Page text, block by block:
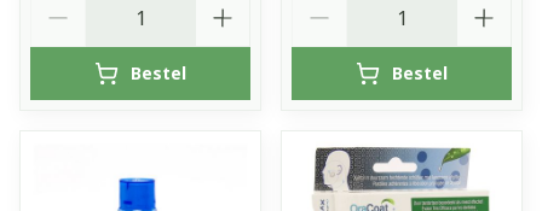
Bestel Bestel